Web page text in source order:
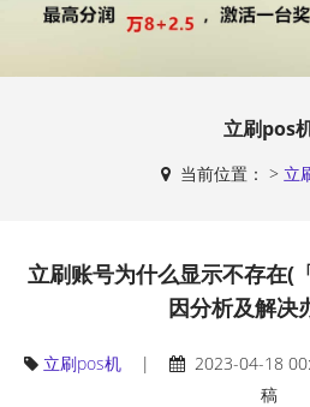
立刷pos
当前位置：> 立
立刷账号为什么显示不存在(
因分析及解决
立刷pos机| 2023-04-18
稿